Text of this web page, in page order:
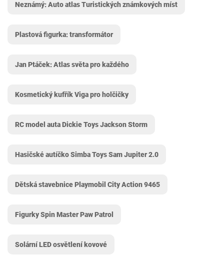
Neznámý: Auto atlas Turistických známkových míst
Plastová figurka: transformátor
Jan Ptáček: Atlas světa pro každého
Kosmetický kufřík Viga pro holčičky
RC model auta Dickie Toys Jackson Storm
Hasičské autíčko Simba Toys Sam Jupiter 2.0
Dětská stavebnice Playmobil City Action 9465
Figurky Spin Master Paw Patrol
Solární LED osvětlení kovové